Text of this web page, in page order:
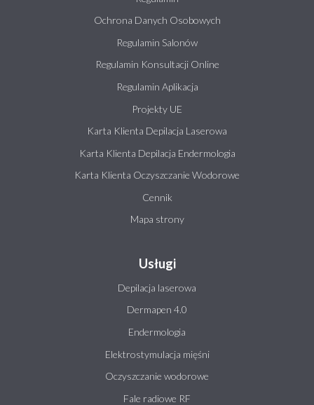
Ochrona Danych Osobowych
Regulamin Salonów
Regulamin Konsultacji Online
Regulamin Aplikacja
Projekty UE
Karta Klienta Depilacja Laserowa
Karta Klienta Depilacja Endermologia
Karta Klienta Oczyszczanie Wodorowe
Cennik
Mapa strony
Usługi
Depilacja laserowa
Dermapen 4.0
Endermologia
Elektrostymulacja mięśni
Oczyszczanie wodorowe
Fale radiowe RF